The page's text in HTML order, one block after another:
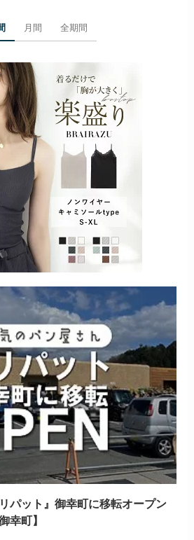
月間 全期間
パット』御幸町に移転オープン
幸町】